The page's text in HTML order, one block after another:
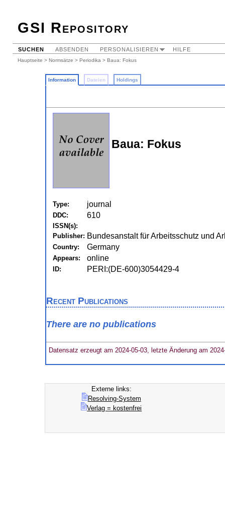
GSI Repository
SUCHEN ABSENDEN PERSONALISIEREN HILFE
Hauptseite > Normsätze > Periodika > Baua: Fokus
Information Dateien Holdings
Baua: Fokus
Type: journal
DDC: 610
ISSN(s):
Publisher: Bundesanstalt für Arbeitsschutz und
Country: Germany
Appears: online
ID: PERI:(DE-600)3054429-4
Recent Publications
There are no publications
Datensatz erzeugt am 2024-05-03, letzte Änderung am
Externe links:
Resolving-System
Verlag = kostenfrei